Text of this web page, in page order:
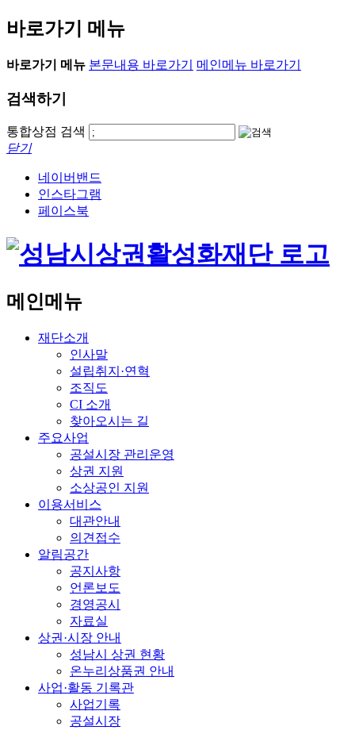
바로가기 메뉴
바로가기 메뉴 본문내용 바로가기 메인메뉴 바로가기
검색하기
통합상점 검색
닫기
네이버밴드
인스타그램
페이스북
메인메뉴
재단소개
인사말
설립취지·연혁
조직도
CI 소개
찾아오시는 길
주요사업
공설시장 관리운영
상권 지원
소상공인 지원
이용서비스
대관안내
의견접수
알림공간
공지사항
언론보도
경영공시
자료실
상권·시장 안내
성남시 상권 현황
온누리상품권 안내
사업·활동 기록관
사업기록
공설시장